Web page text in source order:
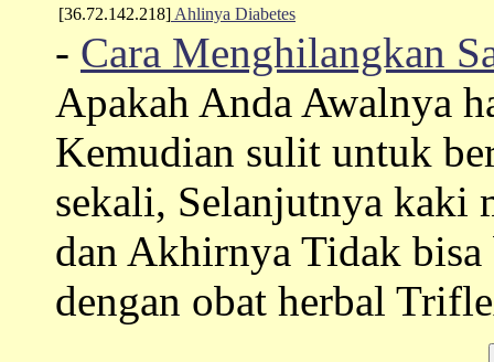
[36.72.142.218] Ahlinya Diabetes
- Cara Menghilangkan
Apakah Anda Awalnya
Kemudian sulit untuk
sekali, Selanjutnya kaki
dan Akhirnya Tidak bisa
dengan obat herbal